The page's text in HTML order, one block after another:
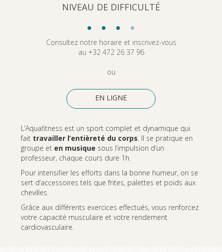
NIVEAU DE DIFFICULTÉ
• • • •
Consultez notre horaire et inscrivez-vous
au +32 472 26 37 96
ou
EN LIGNE
L’Aquafitness est un sport complet et dynamique qui
fait travailler l’entièreté du corps. Il se pratique en
groupe et en musique sous l’impulsion d’un
professeur, chaque cours dure 1h.
Pour intensifier les efforts dans la bonne humeur, on se
sert d’accessoires tels que frites, palettes et poids aux
chevilles.
Grâce aux différents exercices effectués, vous renforcez
votre capacité musculaire et votre rendement
cardiovasculaire.